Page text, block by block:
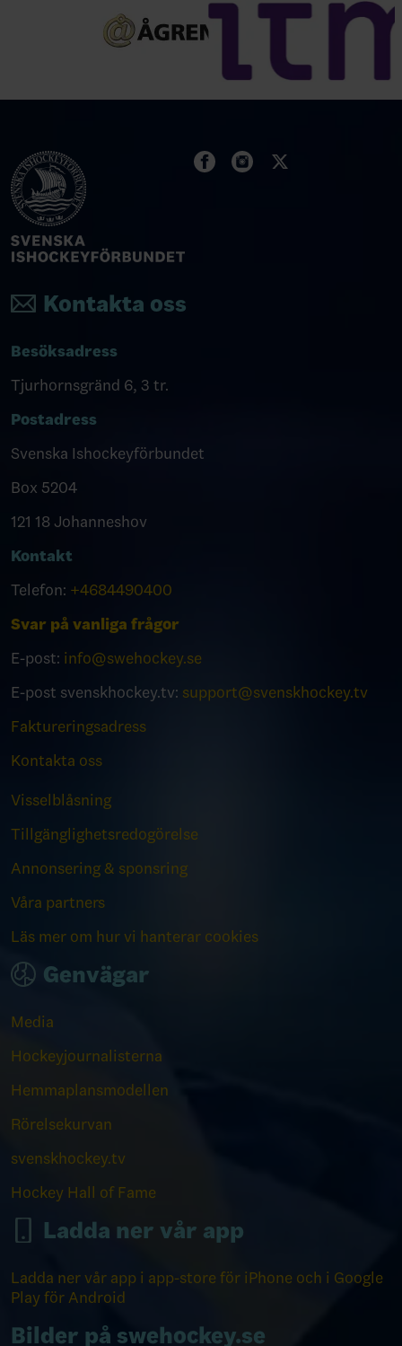
Kontakta oss
Besöksadress
Tjurhornsgränd 6, 3 tr.
Postadress
Svenska Ishockeyförbundet
Box 5204
121 18 Johanneshov
Kontakt
Telefon: +4684490400
Svar på vanliga frågor
E-post: info@swehockey.se
E-post svenskhockey.tv: support@svenskhockey.tv
Faktureringsadress
Kontakta oss
Visselblåsning
Tillgänglighetsredogörelse
Annonsering & sponsring
Våra partners
Läs mer om hur vi hanterar cookies
Genvägar
Media
Hockeyjournalisterna
Hemmaplansmodellen
Rörelsekurvan
svenskhockey.tv
Hockey Hall of Fame
Ladda ner vår app
Ladda ner vår app i app-store för iPhone och i Google
Play för Android
Bilder på swehockey.se